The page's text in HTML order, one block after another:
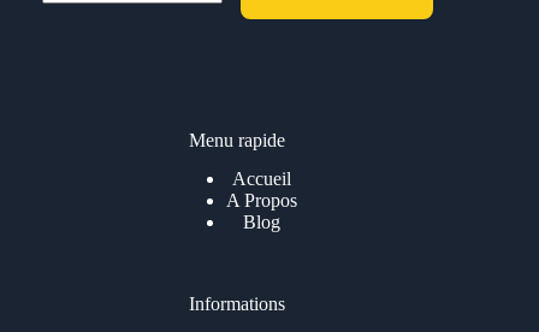
m
Menu rapide
Accueil
A Propos
Blog
Informations